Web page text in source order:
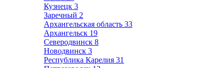
Кузнецк 3
Заречный 2
Архангельская область 33
Архангельск 19
Северодвинск 8
Новодвинск 3
Республика Карелия 31